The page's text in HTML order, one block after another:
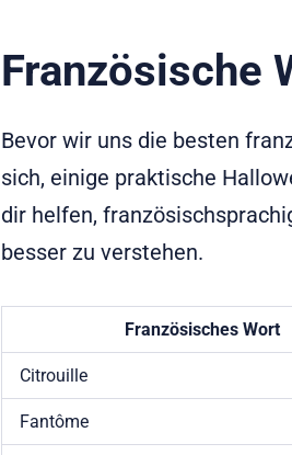
Französische
Bevor wir uns die besten
sich, einige praktische
dir helfen,
besser zu verstehen.
Französisches Wort
Citrouille
Fantôme